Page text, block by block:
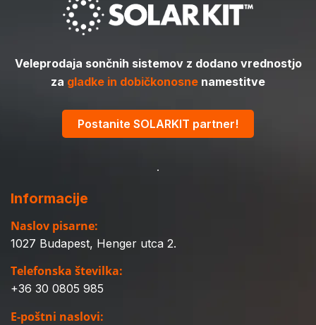
Veleprodaja sončnih sistemov z dodano vrednostjo
za gladke in dobičkonosne namestitve
Postanite SOLARKIT partner!
Informacije
Naslov pisarne:
1027 Budapest, Henger utca 2.
Telefonska številka:
+36 30 0805 985
E-poštni naslovi: